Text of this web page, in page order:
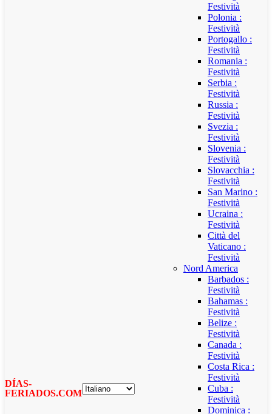
DÍAS-
FERIADOS.COM
Festività
Polonia :
Festività
Portogallo :
Festività
Romania :
Festività
Serbia :
Festività
Russia :
Festività
Svezia :
Festività
Slovenia :
Festività
Slovacchia :
Festività
San Marino :
Festività
Ucraina :
Festività
Città del
Vaticano :
Festività
Nord America
Barbados :
Festività
Bahamas :
Festività
Belize :
Festività
Canada :
Festività
Costa Rica :
Festività
Cuba :
Festività
Dominica :